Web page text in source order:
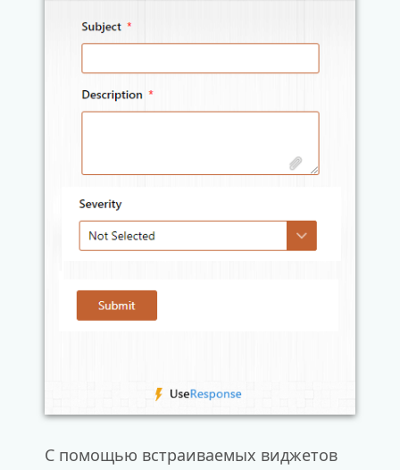
С помощью встраиваемых виджетов